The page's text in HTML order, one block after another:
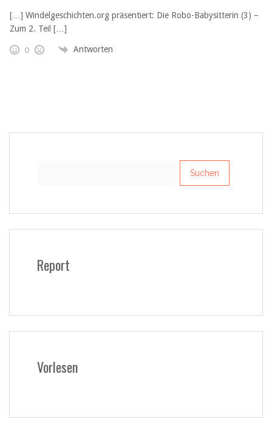
[…] Windelgeschichten.org präsentiert: Die Robo-Babysitterin (3) –
Zum 2. Teil […]
0 Antworten
Report
Vorlesen